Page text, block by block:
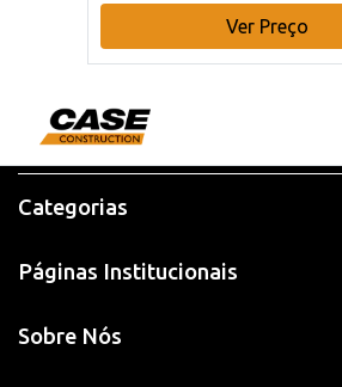
Ver Preço
Categorias
Páginas Institucionais
Sobre Nós